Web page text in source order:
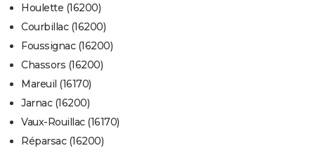
Houlette (16200)
Courbillac (16200)
Foussignac (16200)
Chassors (16200)
Mareuil (16170)
Jarnac (16200)
Vaux-Rouillac (16170)
Réparsac (16200)